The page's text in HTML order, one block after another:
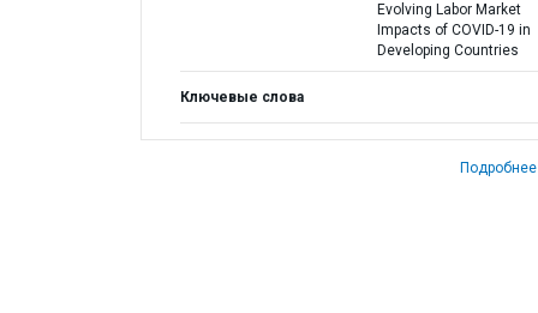
Evolving Labor Market
Impacts of COVID-19 in
Developing Countries
Ключевые слова
Подробнее